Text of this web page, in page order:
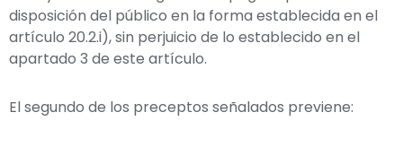
disposición del público en la forma establecida en el
artículo 20.2.i), sin perjuicio de lo establecido en el
apartado 3 de este artículo.
El segundo de los preceptos señalados previene: